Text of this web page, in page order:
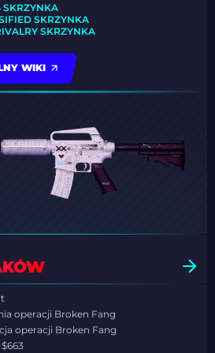
SKRZYNKA
SKRZYNKA
SKRZYNKA
WIKI
operacji Broken Fang
operacji Broken Fang
$663